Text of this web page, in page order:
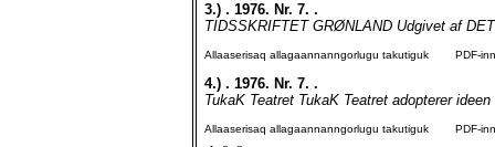
3.) . 1976. Nr. 7. .
TIDSSKRIFTET GRØNLAND Udgivet af
Allaaserisaq allagaannanngorlugu takutiguk PDF-
4.) . 1976. Nr. 7. .
TukaK Teatret TukaK Teatret adopterer
Allaaserisaq allagaannanngorlugu takutiguk PDF-